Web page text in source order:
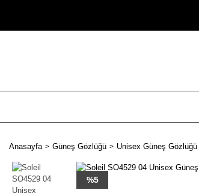
Anasayfa Güneş Gözlüğü Unisex Güneş Gözlüğü
%5